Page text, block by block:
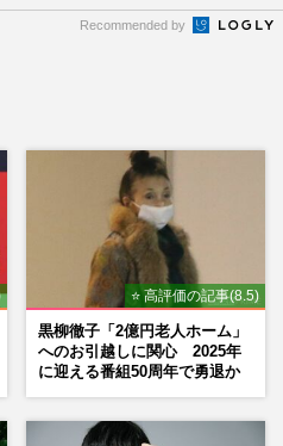
Recommended by
⭐ 高評価の記事(8.5)
黒柳徹子「2億円老人ホーム」
へのお引越しに関心 2025年
に迎える番組50周年で勇退か